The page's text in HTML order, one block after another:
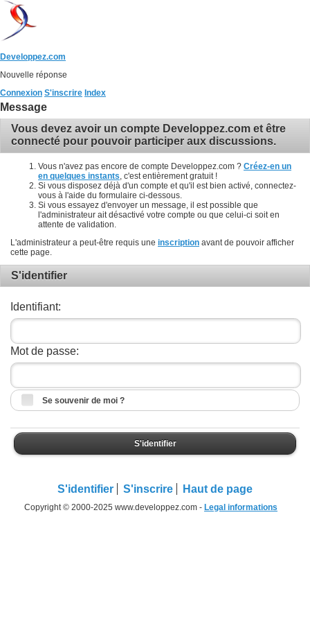
Developpez.com
Nouvelle réponse
Connexion S'inscrire Index
Message
Vous devez avoir un compte Developpez.com et être
connecté pour pouvoir participer aux discussions.
Vous n'avez pas encore de compte Developpez.com ? Créez-en un
en quelques instants , c'est entièrement gratuit !
Si vous disposez déjà d'un compte et qu'il est bien activé, connectez-
vous à l'aide du formulaire ci-dessous.
Si vous essayez d'envoyer un message, il est possible que
l'administrateur ait désactivé votre compte ou que celui-ci soit en
attente de validation.
L'administrateur a peut-être requis une inscription avant de pouvoir afficher
cette page.
S'identifier
Identifiant:
Mot de passe:
Se souvenir de moi ?
S'identifier
S'identifier S'inscrire Haut de page
Copyright © 2000-2025 www.developpez.com - Legal informations